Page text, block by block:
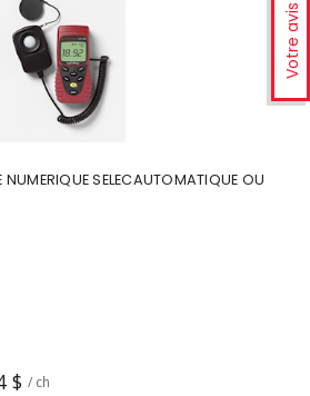
Votre avis
SELECAUTOMATIQUE OU
$ / ch